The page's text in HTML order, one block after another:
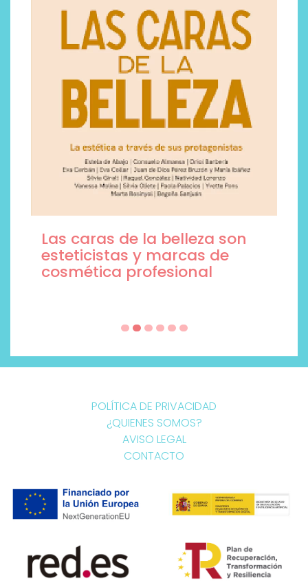
Las caras de la belleza son
esteticistas y marcas de
cosmética profesional
POLÍTICA DE PRIVACIDAD
¿QUIENES SOMOS?
AVISO LEGAL
CONTACTO